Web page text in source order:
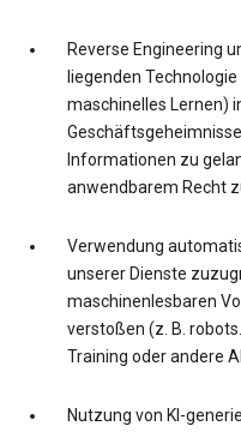
Reverse Engineering
liegenden
maschinelles Lernen)
Informationen zu
anwendbarem Recht
Verwendung
unserer Dienste
maschinenlesbaren
verstoßen (z. B.
Training oder andere
Nutzung von KI-